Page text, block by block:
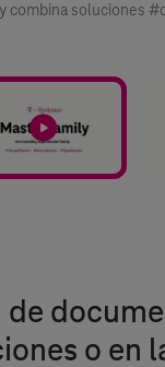
combina soluciones
de
o en